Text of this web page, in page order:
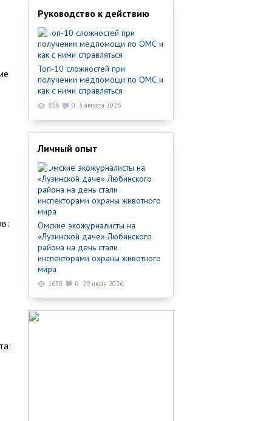
Руководство к действию
Топ-10 сложностей при
получении медпомощи по ОМС и
как с ними справляться
836 0 3 августа 2026
Личный опыт
Омские экожурналисты на
«Лузинской даче» Любинского
района на день стали
инспекторами охраны животного
мира
1630 0 29 июля 2026